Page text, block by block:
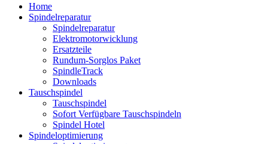
Home
Spindelreparatur
Spindelreparatur
Elektromotorwicklung
Ersatzteile
Rundum-Sorglos Paket
SpindleTrack
Downloads
Tauschspindel
Tauschspindel
Sofort Verfügbare Tauschspindeln
Spindel Hotel
Spindeloptimierung